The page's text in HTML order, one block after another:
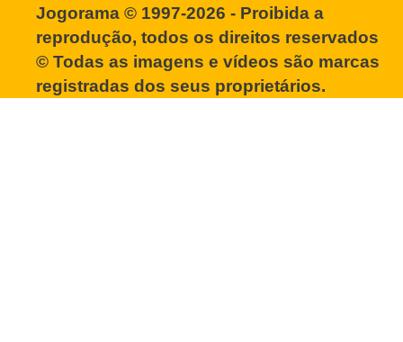
Jogorama © 1997-2026 - Proibida a
reprodução, todos os direitos reservados
© Todas as imagens e vídeos são marcas
registradas dos seus proprietários.